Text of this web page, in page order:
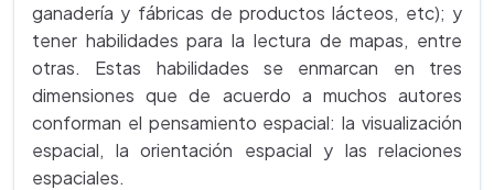
ganadería y fábricas de productos lácteos, etc); y
tener habilidades para la lectura de mapas, entre
otras. Estas habilidades se enmarcan en tres
dimensiones que de acuerdo a muchos autores
conforman el pensamiento espacial: la visualización
espacial, la orientación espacial y las relaciones
espaciales.